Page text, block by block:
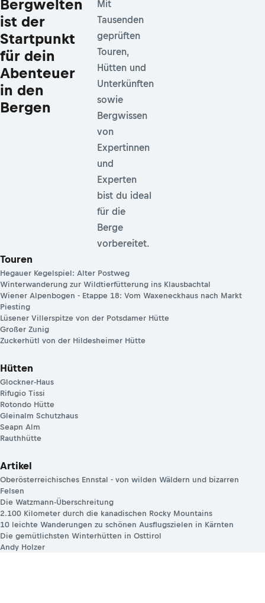
Bergwelten
ist der
Startpunkt
für dein
Abenteuer
in den
Bergen
Mit
Tausenden
geprüften
Touren,
Hütten und
Unterkünften
sowie
Bergwissen
von
Expertinnen
und
Experten
bist du ideal
für die
Berge
vorbereitet.
Touren
Hegauer Kegelspiel: Alter Postweg
Winterwanderung zur Wildtierfütterung ins Klausbachtal
Wiener Alpenbogen - Etappe 18: Vom Waxeneckhaus nach Markt
Piesting
Lüsener Villerspitze von der Potsdamer Hütte
Großer Zunig
Zuckerhütl von der Hildesheimer Hütte
Hütten
Glockner-Haus
Rifugio Tissi
Rotondo Hütte
Gleinalm Schutzhaus
Seapn Alm
Rauthhütte
Artikel
Oberösterreichisches Ennstal - von wilden Wäldern und bizarren
Felsen
Die Watzmann-Überschreitung
2.100 Kilometer durch die kanadischen Rocky Mountains
10 leichte Wanderungen zu schönen Ausflugszielen in Kärnten
Die gemütlichsten Winterhütten in Osttirol
Andy Holzer